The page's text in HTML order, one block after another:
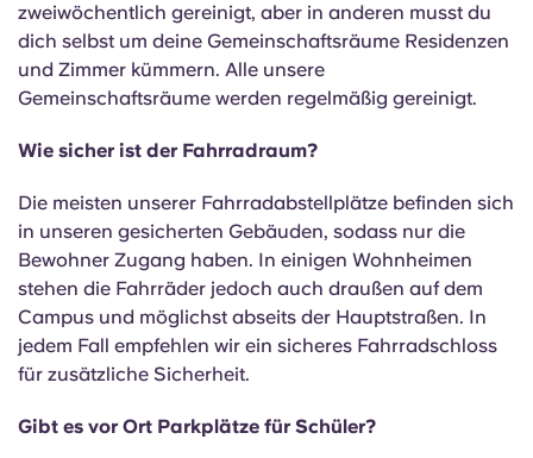
zweiwöchentlich gereinigt, aber in anderen musst du
dich selbst um deine Gemeinschaftsräume Residenzen
und Zimmer kümmern. Alle unsere
Gemeinschaftsräume werden regelmäßig gereinigt.
Wie sicher ist der Fahrradraum?
Die meisten unserer Fahrradabstellplätze befinden sich
in unseren gesicherten Gebäuden, sodass nur die
Bewohner Zugang haben. In einigen Wohnheimen
stehen die Fahrräder jedoch auch draußen auf dem
Campus und möglichst abseits der Hauptstraßen. In
jedem Fall empfehlen wir ein sicheres Fahrradschloss
für zusätzliche Sicherheit.
Gibt es vor Ort Parkplätze für Schüler?